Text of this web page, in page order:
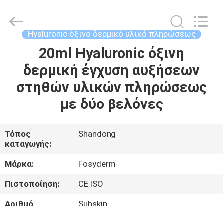
ΠΡΟΪΌΝΤΑ
ΜΕ
ΕΜΆΣ
ΕΠΙΣΚΈΨΕΙΣ
ΣΤΟ
International
Trading
Hyaluronic όξινο δερμικό υλικό πληρώσεως
20ml Hyaluronic όξινη
δερμική έγχυση αυξήσεων
στηθών υλικών πληρώσεως
με δύο βελόνες
Τόπος
καταγωγής:
Shandong
Μάρκα:
Fosyderm
Πιστοποίηση:
CE ISO
Αριθμό
Subskin